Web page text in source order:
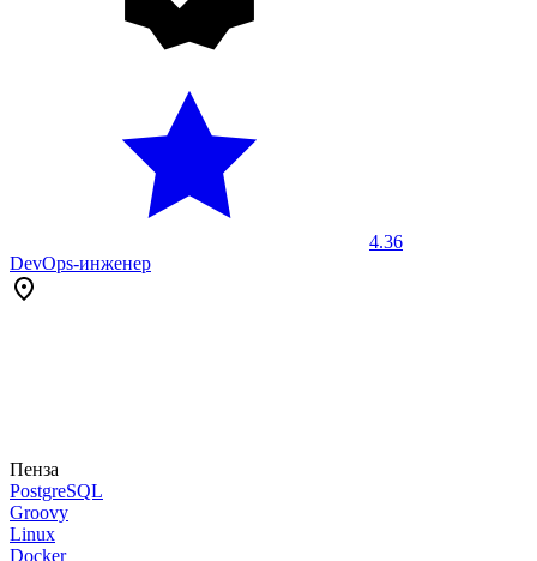
4.36
DevOps-инженер
Пенза
PostgreSQL
Groovy
Linux
Docker